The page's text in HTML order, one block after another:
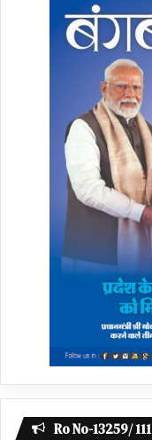
Ro No-13259/ 111